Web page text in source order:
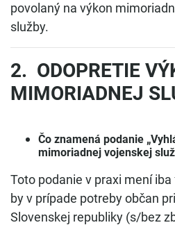
povolaný na výkon
služby.
2. ODOPRETIE
MIMORIADNEJ
Čo znamená podanie
mimoriadnej vojenskej
Toto podanie v praxi mení
by v prípade potreby občan
Slovenskej republiky (s/bez